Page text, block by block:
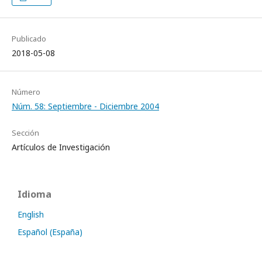
Publicado
2018-05-08
Número
Núm. 58: Septiembre - Diciembre 2004
Sección
Artículos de Investigación
Idioma
English
Español (España)